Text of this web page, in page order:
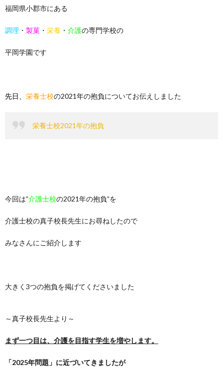
福岡県小郡市にある
調理 ・ 製菓 ・ 栄養 ・ 介護の専門学校の
平岡学園です
先日、 栄養士校の2021年の抱負についてお伝えしました
栄養士校2021年の抱負
今回は”介護士校の2021年の抱負”を
介護士校の真子校長先生にお尋ねしたので
みなさんにご紹介します
大きく3つの抱負を掲げてくださいました
～真子校長先生より～
まず一つ目は、介護を目指す学生を増やします。
「2025年問題」に近づいてきましたが